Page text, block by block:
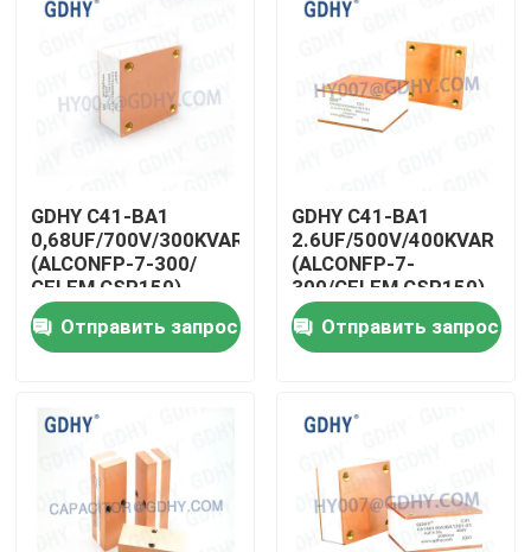
О нас
Путешествие фабрики
Свяжитесь мы
Спросите цитату
Высокочастотный конденсатор
Конденсатор MKP X2
GDHY C41-BA1
0,68UF/700V/300KVAR
(ALCONFP-7-300/
CELEM CSP150)
КАПАЦИТОР
ИНДУКЦИОННЫЙ
КАПАЦИТОР
Отправить запрос
GDHY C41-BA1
2.6UF/500V/400KVAR
(ALCONFP-7-
300/CELEM CSP150)
КАПАЦИТОРЫ
высокой частоты с
качественным
Отправить запрос